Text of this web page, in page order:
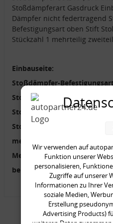
Stoßdämpferart Gasdruck
Dämpfer nicht federtragend
Befestigungsart oben Stift
Stückzahl 1 mehrteilig
Einbauseite:
Stoßdämpfer-
Stoßdämpfer-Bauart:
Stoßdämpfer-System:
Stoßdämpferart:
mehrteilig:
Mengeneinheit:
benötigte Stückzahl:
Wir verwenden auf
Funktion unserer
personalisieren,
Zugriffe auf unserer
Informationen zu Ihrer
soziale Medien,
Erstellung
Advertising Products)